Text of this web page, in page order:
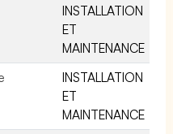
INSTALLATION
ET
MAINTENANCE
INSTALLATION
ET
MAINTENANCE